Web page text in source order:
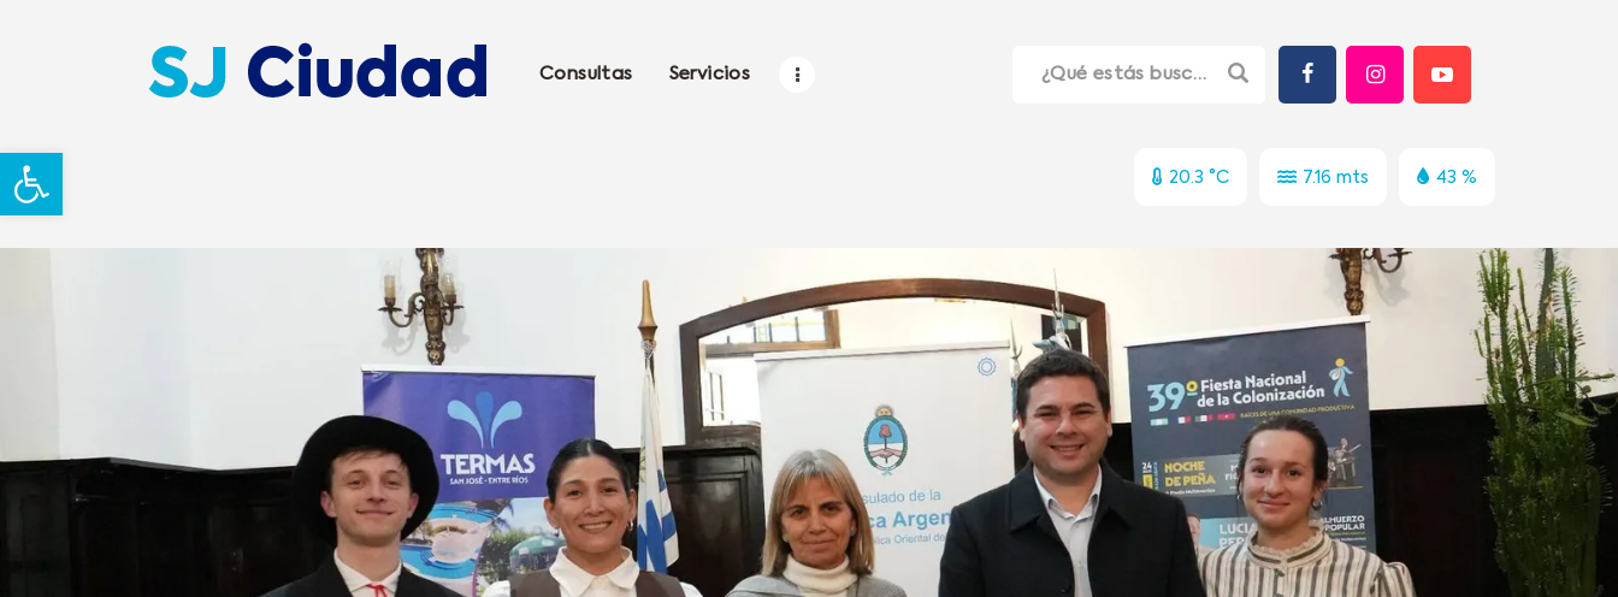
Abrir barra de herramientas
Consultas Servicios
20.3 °C 7.16 mts 43 %